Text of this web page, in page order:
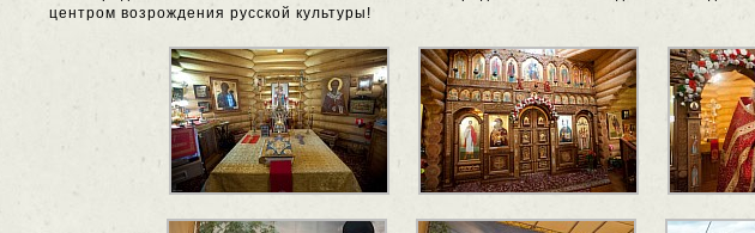
центром возрождения русской культуры!